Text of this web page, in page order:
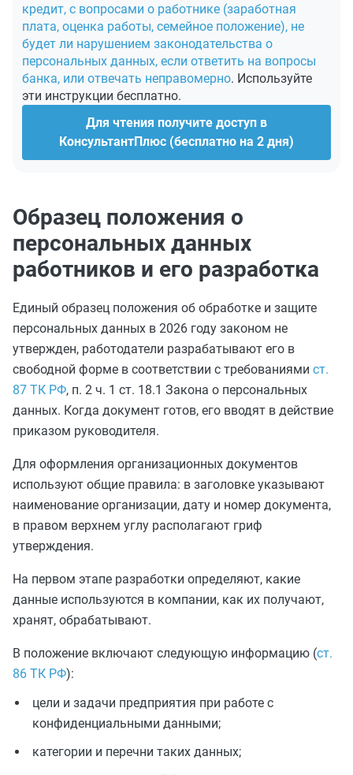
кредит, с вопросами о работнике (заработная
плата, оценка работы, семейное положение), не
будет ли нарушением законодательства о
персональных данных, если ответить на вопросы
банка, или отвечать неправомерно. Используйте
эти инструкции бесплатно.
Для чтения получите доступ в
КонсультантПлюс (бесплатно на 2 дня)
Образец положения о
персональных данных
работников и его разработка
Единый образец положения об обработке и защите
персональных данных в 2026 году законом не
утвержден, работодатели разрабатывают его в
свободной форме в соответствии с требованиями ст.
87 ТК РФ, п. 2 ч. 1 ст. 18.1 Закона о персональных
данных. Когда документ готов, его вводят в действие
приказом руководителя.
Для оформления организационных документов
используют общие правила: в заголовке указывают
наименование организации, дату и номер документа,
в правом верхнем углу располагают гриф
утверждения.
На первом этапе разработки определяют, какие
данные используются в компании, как их получают,
хранят, обрабатывают.
В положение включают следующую информацию (ст.
86 ТК РФ):
цели и задачи предприятия при работе с
конфиденциальными данными;
категории и перечни таких данных;